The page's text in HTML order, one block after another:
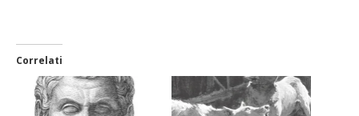
Correlati